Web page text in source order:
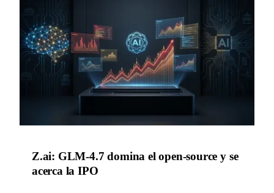
Z.ai: GLM-4.7 domina el open-source y se
acerca la IPO